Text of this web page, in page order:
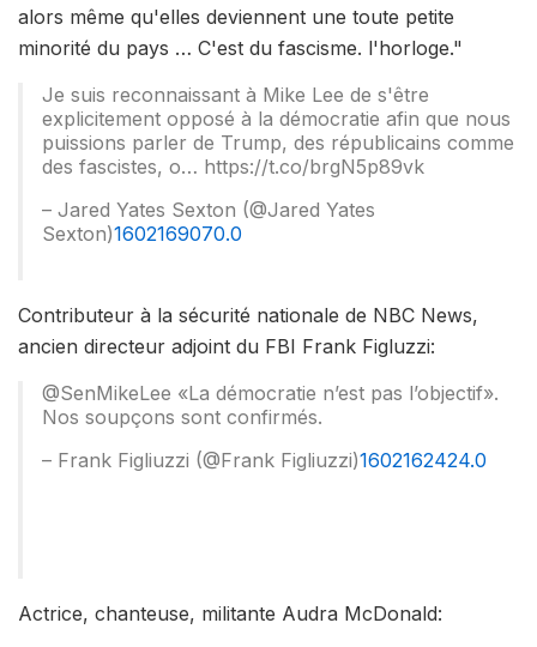
alors même qu'elles deviennent une toute petite
minorité du pays … C'est du fascisme. l'horloge."
Je suis reconnaissant à Mike Lee de s'être
explicitement opposé à la démocratie afin que nous
puissions parler de Trump, des républicains comme
des fascistes, o… https://t.co/brgN5p89vk
– Jared Yates Sexton (@Jared Yates
Sexton)1602169070.0
Contributeur à la sécurité nationale de NBC News,
ancien directeur adjoint du FBI Frank Figluzzi:
@SenMikeLee «La démocratie n’est pas l’objectif».
Nos soupçons sont confirmés.
– Frank Figliuzzi (@Frank Figliuzzi)1602162424.0
Actrice, chanteuse, militante Audra McDonald: